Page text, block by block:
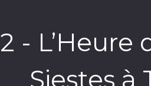
2 - L’Heure
Siestes à